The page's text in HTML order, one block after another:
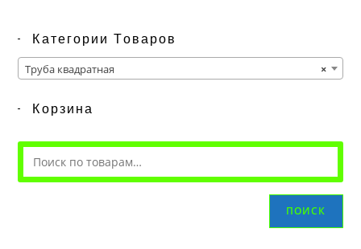
Категории Товаров
×
Труба квадратная
Корзина
ПОИСК